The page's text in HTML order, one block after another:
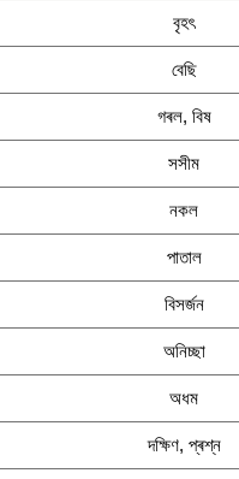
বৃহৎ
বেছি
গৰল, বিষ
সসীম
নকল
পাতাল
বিসৰ্জন
অনিচ্ছা
অধম
দক্ষিণ, প্ৰশ্ন